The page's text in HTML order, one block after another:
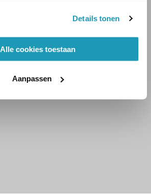
Details tonen
Alle cookies toestaan
Aanpassen